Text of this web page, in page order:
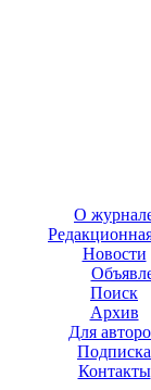
О
Новости
Поиск
Архив
Для
Подписка
Контакты